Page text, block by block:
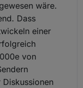
wäre.
Dass
einer
von